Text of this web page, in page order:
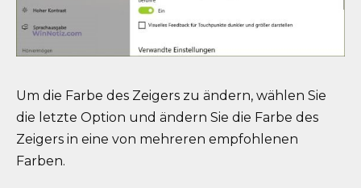
Um die Farbe des Zeigers zu ändern, wählen Sie
die letzte Option und ändern Sie die Farbe des
Zeigers in eine von mehreren empfohlenen
Farben.